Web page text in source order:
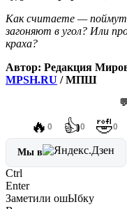
Как считаете — поймут
загоняют в угол? Или
краха?
Автор: Редакция
MPSH.RU / МПШ
🔥 0 👍0 🤣0
Мы в
Ctrl
Enter
Заметили ошЫбку